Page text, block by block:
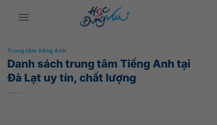
Trung tâm tiếng Anh
Danh sách trung tâm Tiếng Anh tại
Đà Lạt uy tín, chất lượng